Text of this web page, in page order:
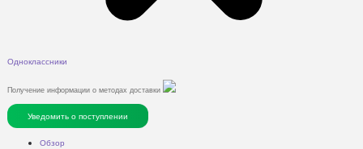
Одноклассники
Получение информации о методах доставки
Уведомить о поступлении
Обзор